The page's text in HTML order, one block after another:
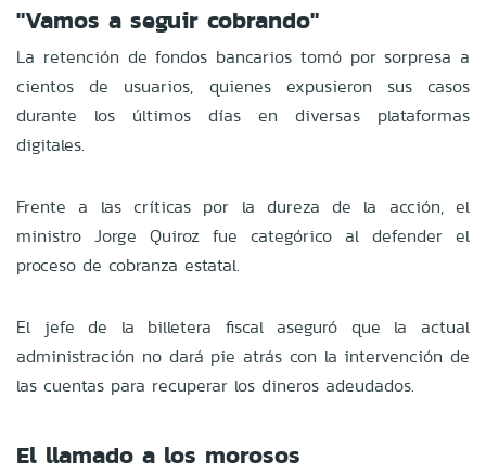
"Vamos a seguir cobrando"
La retención de fondos bancarios tomó por sorpresa a
cientos de usuarios, quienes expusieron sus casos
durante los últimos días en diversas plataformas
digitales.
Frente a las críticas por la dureza de la acción, el
ministro Jorge Quiroz fue categórico al defender el
proceso de cobranza estatal.
El jefe de la billetera fiscal aseguró que la actual
administración no dará pie atrás con la intervención de
las cuentas para recuperar los dineros adeudados.
El llamado a los morosos